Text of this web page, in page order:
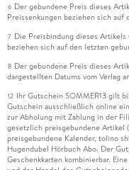
6 Der gebundene Preis dieses
Preissenkungen beziehen sich auf
7 Die Preisbindung dieses
beziehen sich auf den letzten
8 Der gebundene Preis dieses
dargestellten Datums vom Verlag
12 Ihr Gutschein SOMMER13 gilt
Gutschein ausschließlich online
zur Abholung mit Zahlung in der
gesetzlich preisgebundene Artikel
preisgebundene Kalender, tolino
Hugendubel Hörbuch Abo. Der
Geschenkkarten kombinierbar.